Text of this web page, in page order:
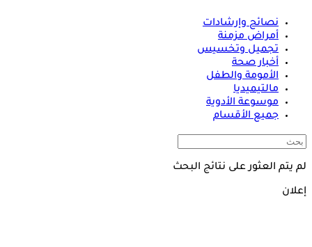
نصائح وإرشادات
أمراض مزمنة
تجميل وتخسيس
أخبار صحة
الأمومة والطفل
مالتيميديا
موسوعة الأدوية
جميع الأقسام
لم يتم العثور على نتائج البحث
إعلان